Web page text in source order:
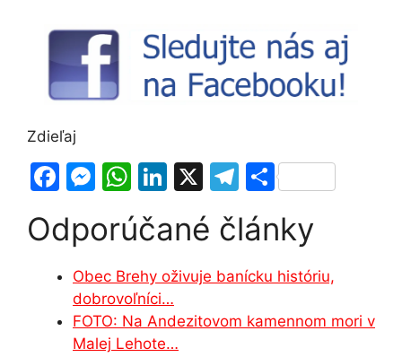
Zdieľaj
F
c
e
b
o
o
M
s
e
n
g
W
at
s
A
p
p
Li
k
e
dI
n
X
T
e
gr
a
m
S
ar
e
Odporúčané články
Obec Brehy oživuje banícku históriu,
dobrovoľníci…
FOTO: Na Andezitovom kamennom mori v
Malej Lehote…